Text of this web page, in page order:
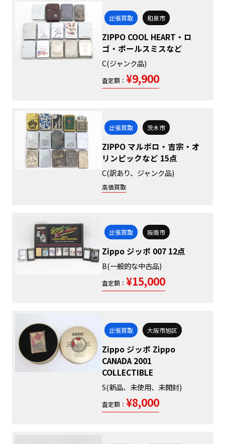
出張買取 和泉市
ZIPPO COOL HEART・ロ
ゴ・ポールスミスなど
C(ジャンク品)
査定額： ¥9,900
出張買取 茨木市
ZIPPO マルボロ・吉宗・オ
リンピックなど 15点
C(訳あり、ジャンク品)
高価買取
出張買取 阪南市
Zippo ジッポ 007 12点
B(一般的な中古品)
査定額： ¥15,000
出張買取 大阪市旭区
Zippo ジッポ Zippo
CANADA 2001
COLLECTIBLE
S(新品、未使用、未開封)
査定額： ¥8,000